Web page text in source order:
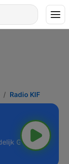
Radio KIF